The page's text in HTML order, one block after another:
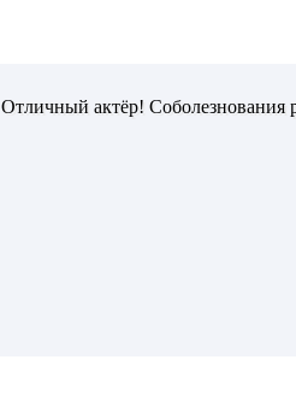
Отличный актёр!